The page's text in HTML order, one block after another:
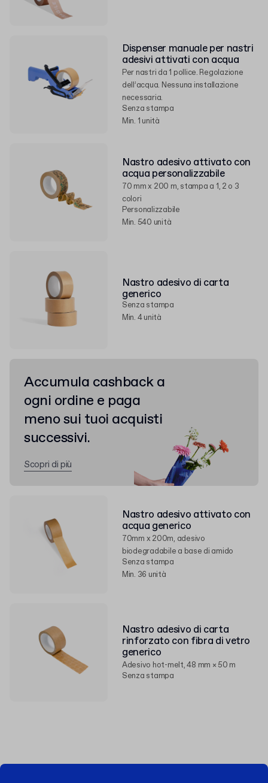
Dispenser manuale per nastri
adesivi attivati con acqua
Per nastri da 1 pollice. Regolazione
dell’acqua. Nessuna installazione
necessaria.
Senza stampa
Min. 1 unità
Nastro adesivo attivato con
acqua personalizzabile
70 mm x 200 m, stampa a 1, 2 o 3
colori
Personalizzabile
Min. 540 unità
Nastro adesivo di carta
generico
Senza stampa
Min. 4 unità
Nastro adesivo attivato con
acqua generico
70mm x 200m, adesivo
biodegradabile a base di amido
Senza stampa
Min. 36 unità
Nastro adesivo di carta
rinforzato con fibra di vetro
generico
Adesivo hot-melt, 48 mm × 50 m
Senza stampa
Accumula cashback a
ogni ordine e paga
meno sui tuoi acquisti
successivi.
Scopri di più